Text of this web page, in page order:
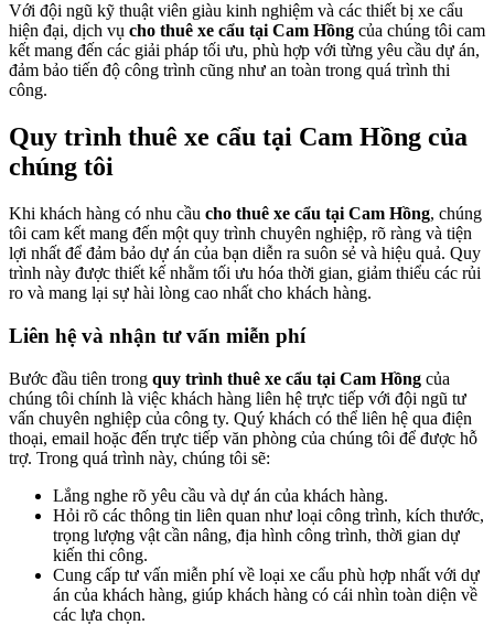
Với đội ngũ kỹ thuật viên giàu kinh nghiệm và các thiết bị xe cẩu
hiện đại, dịch vụ cho thuê xe cẩu tại Cam Hồng của chúng tôi cam
kết mang đến các giải pháp tối ưu, phù hợp với từng yêu cầu dự án,
đảm bảo tiến độ công trình cũng như an toàn trong quá trình thi
công.
Quy trình thuê xe cẩu tại Cam Hồng của
chúng tôi
Khi khách hàng có nhu cầu cho thuê xe cẩu tại Cam Hồng, chúng
tôi cam kết mang đến một quy trình chuyên nghiệp, rõ ràng và tiện
lợi nhất để đảm bảo dự án của bạn diễn ra suôn sẻ và hiệu quả. Quy
trình này được thiết kế nhằm tối ưu hóa thời gian, giảm thiểu các rủi
ro và mang lại sự hài lòng cao nhất cho khách hàng.
Liên hệ và nhận tư vấn miễn phí
Bước đầu tiên trong quy trình thuê xe cẩu tại Cam Hồng của
chúng tôi chính là việc khách hàng liên hệ trực tiếp với đội ngũ tư
vấn chuyên nghiệp của công ty. Quý khách có thể liên hệ qua điện
thoại, email hoặc đến trực tiếp văn phòng của chúng tôi để được hỗ
trợ. Trong quá trình này, chúng tôi sẽ:
Lắng nghe rõ yêu cầu và dự án của khách hàng.
Hỏi rõ các thông tin liên quan như loại công trình, kích thước,
trọng lượng vật cần nâng, địa hình công trình, thời gian dự
kiến thi công.
Cung cấp tư vấn miễn phí về loại xe cẩu phù hợp nhất với dự
án của khách hàng, giúp khách hàng có cái nhìn toàn diện về
các lựa chọn.